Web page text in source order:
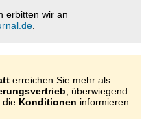
erbitten wir an
erreichen Sie mehr als
, überwiegend
die Konditionen informieren